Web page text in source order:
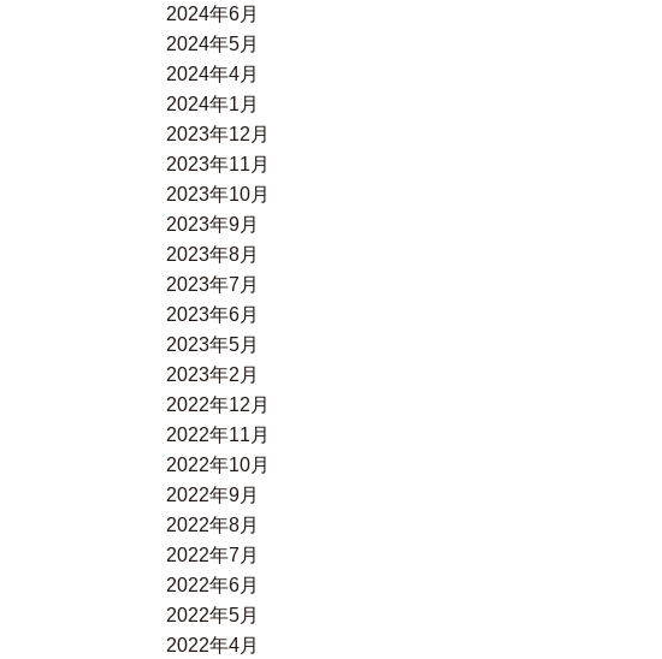
2024年6月
2024年5月
2024年4月
2024年1月
2023年12月
2023年11月
2023年10月
2023年9月
2023年8月
2023年7月
2023年6月
2023年5月
2023年2月
2022年12月
2022年11月
2022年10月
2022年9月
2022年8月
2022年7月
2022年6月
2022年5月
2022年4月